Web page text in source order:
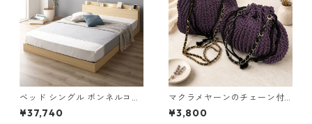
ベッド シングル ボンネルコイ
ルマットレス付 ナチュラル ロ
ータイプ 低床 宮付き 棚付き
¥37,740
マクラメヤーンのチェーン付
ポーチ大小セット(紫) 巾着 布
小物 ハンドメイド 国産 本革
¥3,800